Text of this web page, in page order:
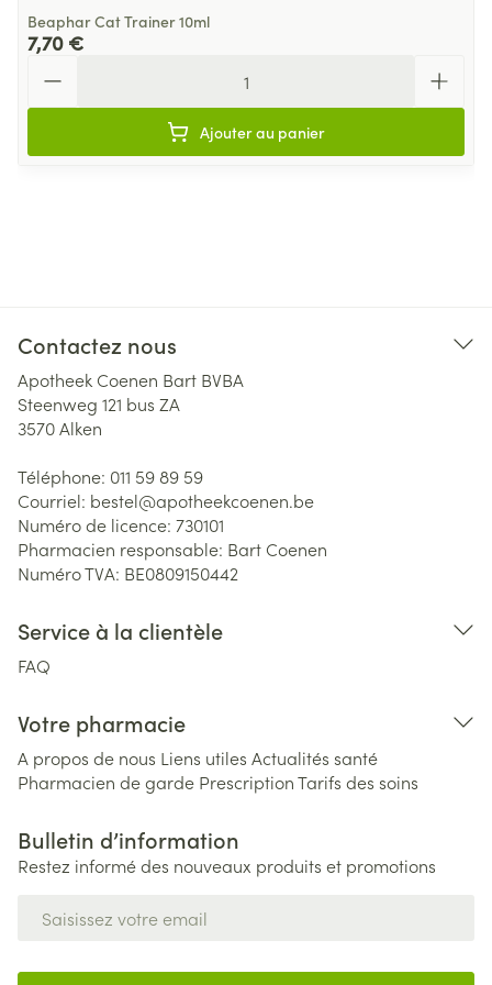
Beaphar Cat Trainer 10ml
7,70 €
Ajouter au panier
Contactez nous
Apotheek Coenen Bart BVBA
Steenweg 121 bus ZA
3570Alken
Téléphone: 011 59 89 59
Courriel: bestel@apotheekcoenen.be
Numéro de licence: 730101
Pharmacien responsable: Bart Coenen
Numéro TVA: BE0809150442
Service à la clientèle
FAQ
Votre pharmacie
A propos de nous Liens utiles Actualités santé
Pharmacien de garde PrescriptionTarifs des soins
Bulletin d’information
Restez informé des nouveaux produits et promotions